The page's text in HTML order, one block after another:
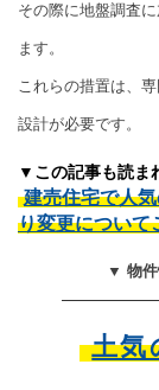
その際に地盤調査
ます。
これらの措置は、
設計が必要です。
▼この記事も読ま
建売住宅で人
り変更について
▼ 物件
土気